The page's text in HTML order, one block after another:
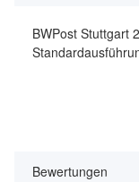
BWPost Stuttgart
Bewertungen